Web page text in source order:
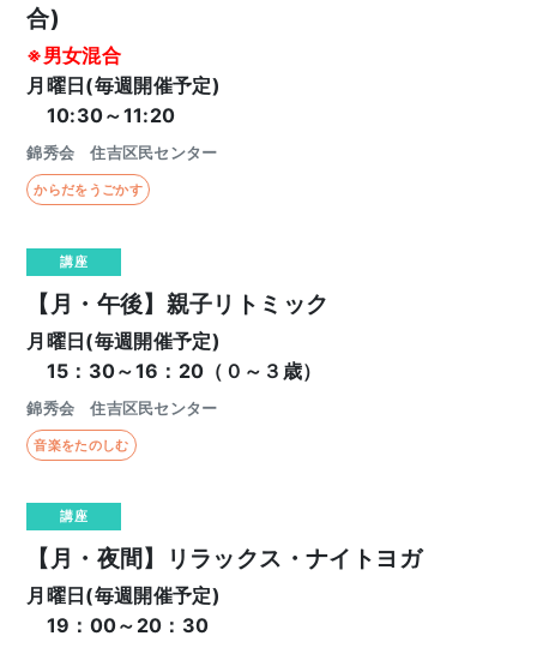
合)
※男女混合
月曜日(毎週開催予定)
10:30～11:20
錦秀会 住吉区民センター
からだをうごかす
講座
【月・午後】親子リトミック
月曜日(毎週開催予定)
15：30～16：20（０～３歳）
錦秀会 住吉区民センター
音楽をたのしむ
講座
【月・夜間】リラックス・ナイトヨガ
月曜日(毎週開催予定)
19：00～20：30